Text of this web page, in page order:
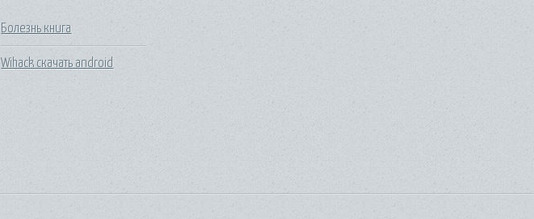
Болезнь книга
Wihack скачать android